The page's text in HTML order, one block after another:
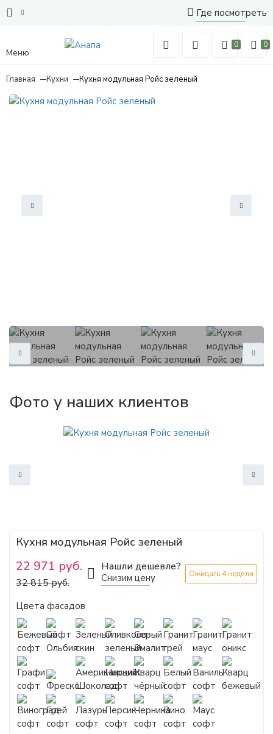
Где посмотреть
Меню
0 0
Главная Кухни Кухня модульная Ройс зеленый
Кухня модульная Ройс зеленый
22 971 руб.
32 815 руб.
Нашли дешевле?
Снизим цену Ожидать 4 недели
Цвета фасадов
Фото у наших клиентов